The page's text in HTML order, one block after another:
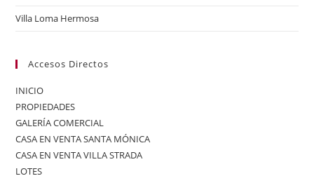
Villa Loma Hermosa
Accesos Directos
INICIO
PROPIEDADES
GALERÍA COMERCIAL
CASA EN VENTA SANTA MÓNICA
CASA EN VENTA VILLA STRADA
LOTES